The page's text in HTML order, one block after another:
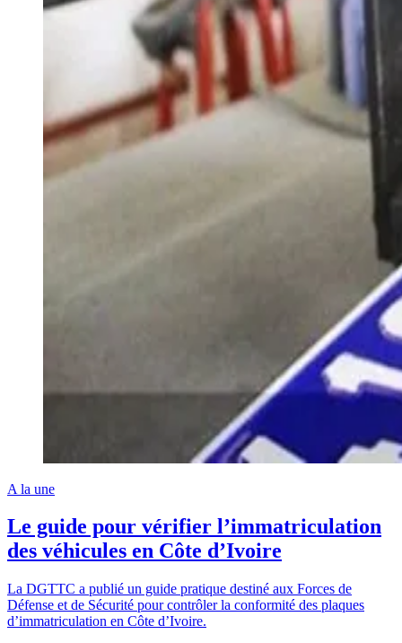
A la une
Le guide pour vérifier l’immatriculation
des véhicules en Côte d’Ivoire
La DGTTC a publié un guide pratique destiné aux Forces de
Défense et de Sécurité pour contrôler la conformité des plaques
d’immatriculation en Côte d’Ivoire.